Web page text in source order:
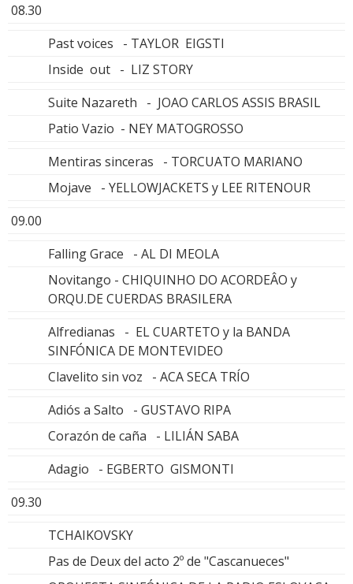
08.30
Past voices - TAYLOR EIGSTI
Inside out - LIZ STORY
Suite Nazareth - JOAO CARLOS ASSIS BRASIL
Patio Vazio - NEY MATOGROSSO
Mentiras sinceras - TORCUATO MARIANO
Mojave - YELLOWJACKETS y LEE RITENOUR
09.00
Falling Grace - AL DI MEOLA
Novitango - CHIQUINHO DO ACORDEÂO y
ORQU.DE CUERDAS BRASILERA
Alfredianas - EL CUARTETO y la BANDA
SINFÓNICA DE MONTEVIDEO
Clavelito sin voz - ACA SECA TRÍO
Adiós a Salto - GUSTAVO RIPA
Corazón de caña - LILIÁN SABA
Adagio - EGBERTO GISMONTI
09.30
TCHAIKOVSKY
Pas de Deux del acto 2º de "Cascanueces"